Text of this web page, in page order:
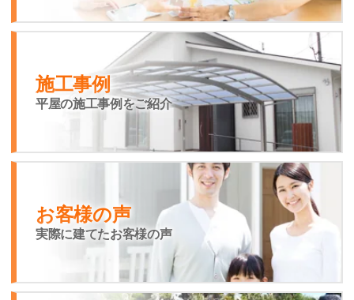
施工事例
平屋の施工事例をご紹介
お客様の声
実際に建てたお客様の声